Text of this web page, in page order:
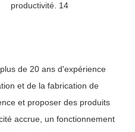
de 20 ans d'expérience
et de la fabrication de
et proposer des produits
accrue, un fonctionnement